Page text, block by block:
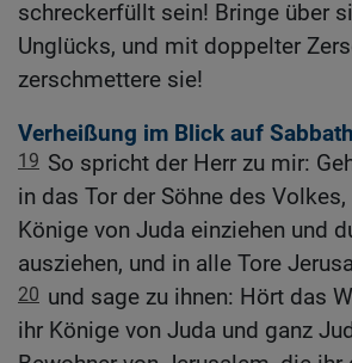
schreckerfüllt sein! Bringe über
Unglücks, und mit doppelter
zerschmettere sie!
Verheißung im Blick auf
19 So spricht der Herr zu mir:
in das Tor der Söhne des
Könige von Juda einziehen und
ausziehen, und in alle Tore
20 und sage zu ihnen: Hört das
ihr Könige von Juda und ganz